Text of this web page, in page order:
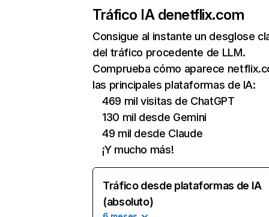
Tráfico IA denetflix.com
Consigue al instante un desglose
del tráfico procedente de LLM.
Comprueba cómo aparece
las principales plataformas de IA:
469 mil visitas de ChatGPT
130 mil desde Gemini
49 mil desde Claude
¡Y mucho más!
Tráfico desde plataformas de IA
(absoluto)